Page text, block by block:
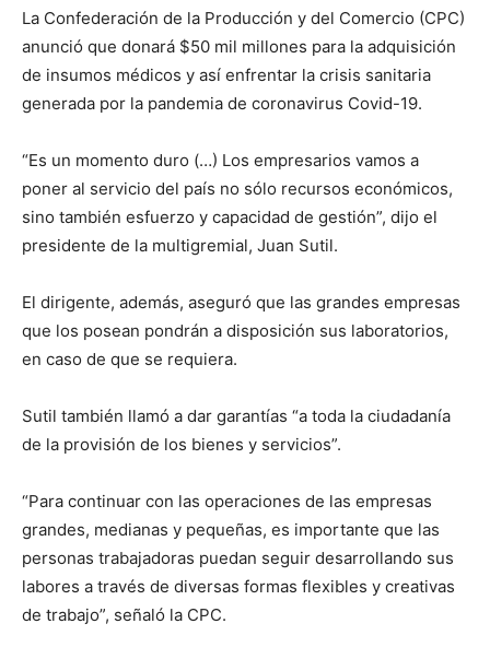
La Confederación de la Producción y del Comercio (CPC)
anunció que donará $50 mil millones para la adquisición
de insumos médicos y así enfrentar la crisis sanitaria
generada por la pandemia de coronavirus Covid-19.
“Es un momento duro (…) Los empresarios vamos a
poner al servicio del país no sólo recursos económicos,
sino también esfuerzo y capacidad de gestión”, dijo el
presidente de la multigremial, Juan Sutil.
El dirigente, además, aseguró que las grandes empresas
que los posean pondrán a disposición sus laboratorios,
en caso de que se requiera.
Sutil también llamó a dar garantías “a toda la ciudadanía
de la provisión de los bienes y servicios”.
“Para continuar con las operaciones de las empresas
grandes, medianas y pequeñas, es importante que las
personas trabajadoras puedan seguir desarrollando sus
labores a través de diversas formas flexibles y creativas
de trabajo”, señaló la CPC.